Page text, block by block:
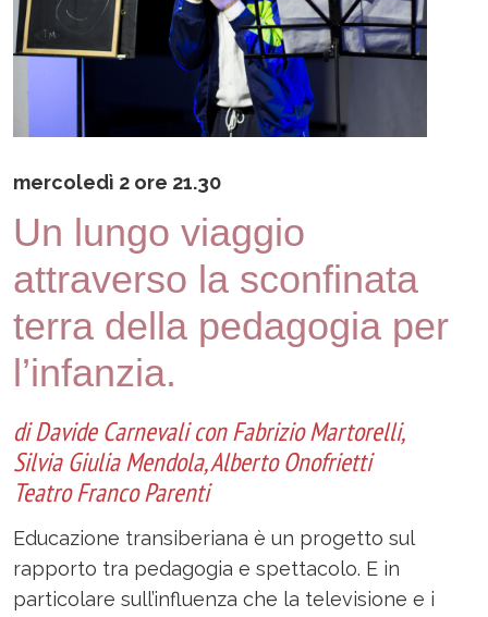
mercoledì 2 ore 21.30
Un lungo viaggio
attraverso la sconfinata
terra della pedagogia per
l’infanzia.
di Davide Carnevali con Fabrizio Martorelli,
Silvia Giulia Mendola, Alberto Onofrietti
Teatro Franco Parenti
Educazione transiberiana è un progetto sul
rapporto tra pedagogia e spettacolo. E in
particolare sull’influenza che la televisione e i